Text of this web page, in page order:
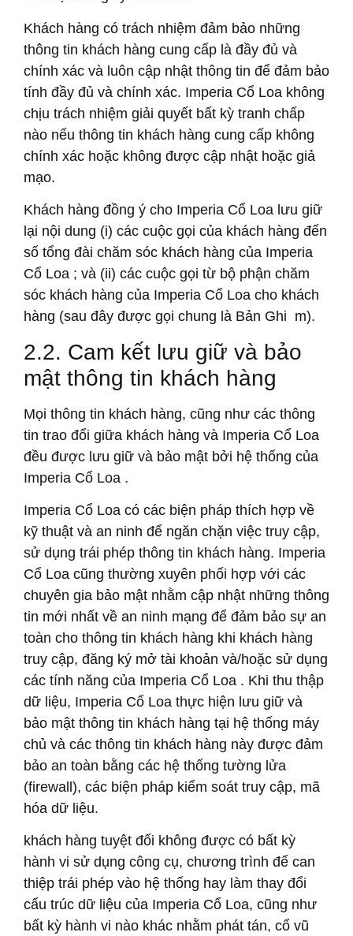
Khách hàng có trách nhiệm đảm bảo những
thông tin khách hàng cung cấp là đầy đủ và
chính xác và luôn cập nhật thông tin để đảm bảo
tính đầy đủ và chính xác. Imperia Cổ Loa không
chịu trách nhiệm giải quyết bất kỳ tranh chấp
nào nếu thông tin khách hàng cung cấp không
chính xác hoặc không được cập nhật hoặc giả
mạo.
Khách hàng đồng ý cho Imperia Cổ Loa lưu giữ
lại nội dung (i) các cuộc gọi của khách hàng đến
số tổng đài chăm sóc khách hàng của Imperia
Cổ Loa ; và (ii) các cuộc gọi từ bộ phận chăm
sóc khách hàng của Imperia Cổ Loa cho khách
hàng (sau đây được gọi chung là Bản Ghi m).
2.2. Cam kết lưu giữ và bảo
mật thông tin khách hàng
Mọi thông tin khách hàng, cũng như các thông
tin trao đổi giữa khách hàng và Imperia Cổ Loa
đều được lưu giữ và bảo mật bởi hệ thống của
Imperia Cổ Loa .
Imperia Cổ Loa có các biện pháp thích hợp về
kỹ thuật và an ninh để ngăn chặn việc truy cập,
sử dụng trái phép thông tin khách hàng. Imperia
Cổ Loa cũng thường xuyên phối hợp với các
chuyên gia bảo mật nhằm cập nhật những thông
tin mới nhất về an ninh mạng để đảm bảo sự an
toàn cho thông tin khách hàng khi khách hàng
truy cập, đăng ký mở tài khoản và/hoặc sử dụng
các tính năng của Imperia Cổ Loa . Khi thu thập
dữ liệu, Imperia Cổ Loa thực hiện lưu giữ và
bảo mật thông tin khách hàng tại hệ thống máy
chủ và các thông tin khách hàng này được đảm
bảo an toàn bằng các hệ thống tường lửa
(firewall), các biện pháp kiểm soát truy cập, mã
hóa dữ liệu.
khách hàng tuyệt đối không được có bất kỳ
hành vi sử dụng công cụ, chương trình để can
thiệp trái phép vào hệ thống hay làm thay đổi
cấu trúc dữ liệu của Imperia Cổ Loa, cũng như
bất kỳ hành vi nào khác nhằm phát tán, cổ vũ